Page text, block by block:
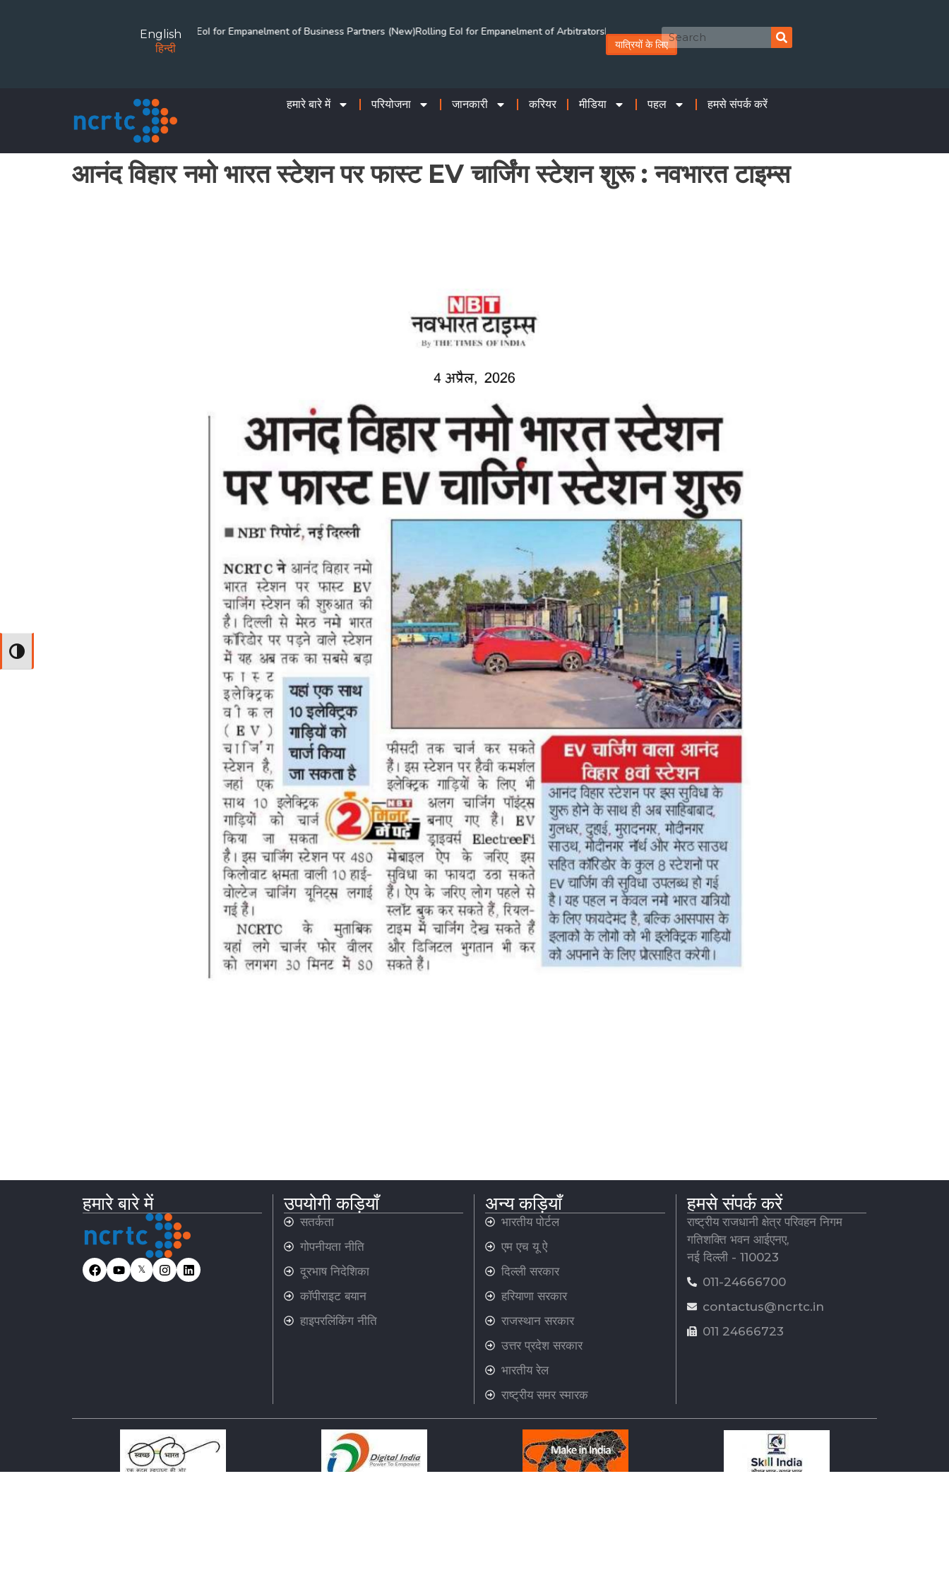
Toggle High Contrast
English
हिन्दी
Rolling EoI for Empanelment of Business Partners (New)Rolling EoI for Empanelment of ArbitratorsNotice for inviting proposal for Providing Leased Residential Accommodation to UPSSF
यात्रियों के लिए
हमारे बारे में परियोजना जानकारी करियर मीडिया पहल हमसे संपर्क करें
आनंद विहार नमो भारत स्टेशन पर फास्ट EV चार्जिंग स्टेशन शुरू : नवभारत टाइम्स
हमारे बारे में
𝕏
उपयोगी कड़ियाँ
सतर्कता
गोपनीयता नीति
दूरभाष निदेशिका
कॉपीराइट बयान
हाइपरलिंकिंग नीति
अन्य कड़ियाँ
भारतीय पोर्टल
एम एच यू ऐ
दिल्ली सरकार
हरियाणा सरकार
राजस्थान सरकार
उत्तर प्रदेश सरकार
भारतीय रेल
राष्ट्रीय समर स्मारक
हमसे संपर्क करें
राष्ट्रीय राजधानी क्षेत्र परिवहन निगम
गतिशक्ति भवन आईएनए,
नई दिल्ली - 110023
011-24666700
contactus@ncrtc.in
011 24666723